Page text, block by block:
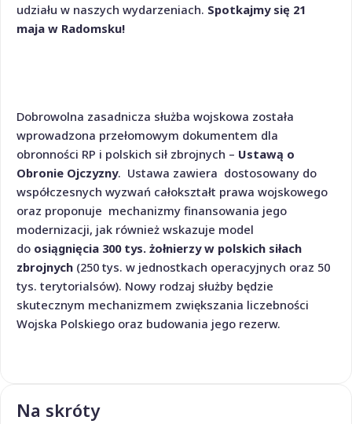
udziału w naszych wydarzeniach. Spotkajmy się 21
maja w Radomsku!
Dobrowolna zasadnicza służba wojskowa została
wprowadzona przełomowym dokumentem dla
obronności RP i polskich sił zbrojnych – Ustawą o
Obronie Ojczyzny. Ustawa zawiera dostosowany do
współczesnych wyzwań całokształt prawa wojskowego
oraz proponuje mechanizmy finansowania jego
modernizacji, jak również wskazuje model
do osiągnięcia 300 tys. żołnierzy w polskich siłach
zbrojnych (250 tys. w jednostkach operacyjnych oraz 50
tys. terytorialsów). Nowy rodzaj służby będzie
skutecznym mechanizmem zwiększania liczebności
Wojska Polskiego oraz budowania jego rezerw.
Na skróty